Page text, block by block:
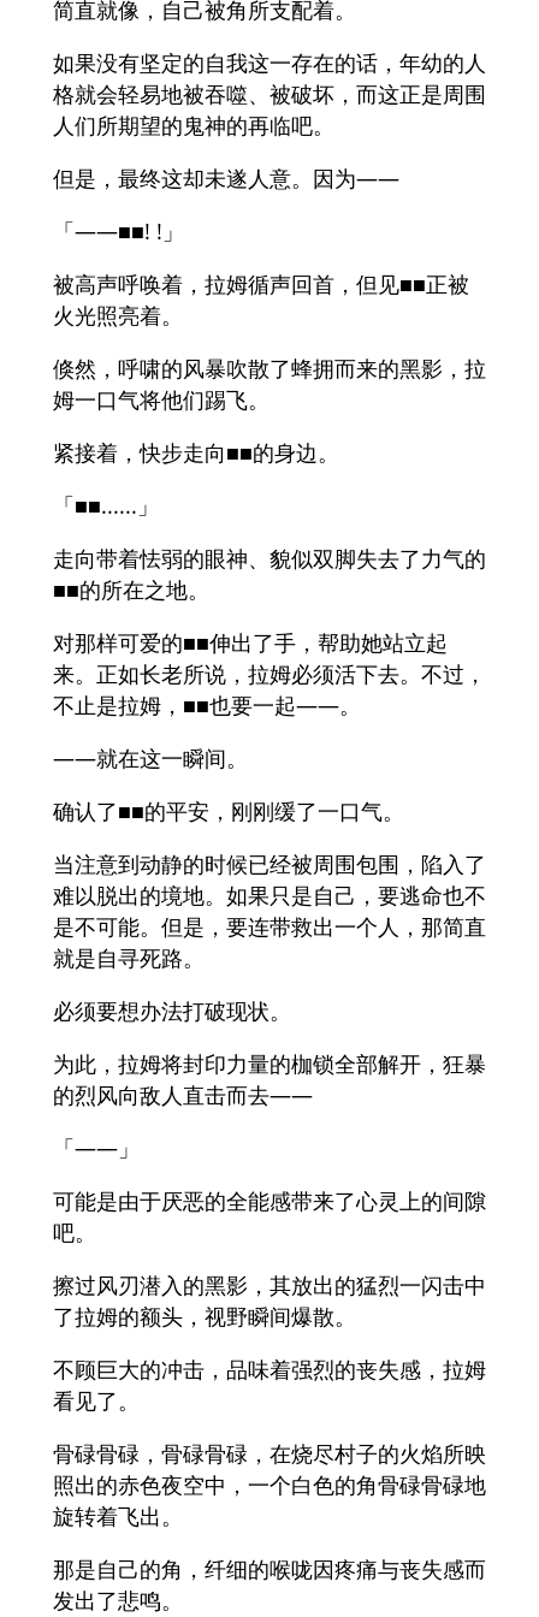
简直就像，自己被角所支配着。
如果没有坚定的自我这一存在的话，年幼的人
格就会轻易地被吞噬、被破坏，而这正是周围
人们所期望的鬼神的再临吧。
但是，最终这却未遂人意。因为——
「——■■! !」
被高声呼唤着，拉姆循声回首，但见■■正被
火光照亮着。
倏然，呼啸的风暴吹散了蜂拥而来的黑影，拉
姆一口气将他们踢飞。
紧接着，快步走向■■的身边。
「■■......」
走向带着怯弱的眼神、貌似双脚失去了力气的
■■的所在之地。
对那样可爱的■■伸出了手，帮助她站立起
来。正如长老所说，拉姆必须活下去。不过，
不止是拉姆，■■也要一起——。
——就在这一瞬间。
确认了■■的平安，刚刚缓了一口气。
当注意到动静的时候已经被周围包围，陷入了
难以脱出的境地。如果只是自己，要逃命也不
是不可能。但是，要连带救出一个人，那简直
就是自寻死路。
必须要想办法打破现状。
为此，拉姆将封印力量的枷锁全部解开，狂暴
的烈风向敌人直击而去——
「——」
可能是由于厌恶的全能感带来了心灵上的间隙
吧。
擦过风刃潜入的黑影，其放出的猛烈一闪击中
了拉姆的额头，视野瞬间爆散。
不顾巨大的冲击，品味着强烈的丧失感，拉姆
看见了。
骨碌骨碌，骨碌骨碌，在烧尽村子的火焰所映
照出的赤色夜空中，一个白色的角骨碌骨碌地
旋转着飞出。
那是自己的角，纤细的喉咙因疼痛与丧失感而
发出了悲鸣。